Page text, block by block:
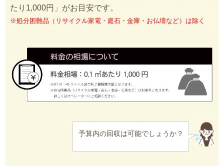
たり1,000円」がお目安です。
※処分困難品（リサイクル家電・庭石・金庫・お仏壇など）は除く
予算内の回収は可能でしょうか？